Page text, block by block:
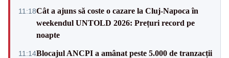
11:18Cât a ajuns să coste o cazare la Cluj-Napoca în
weekendul UNTOLD 2026: Prețuri record pe
noapte
11:14Blocajul ANCPI a amânat peste 5.000 de tranzacții